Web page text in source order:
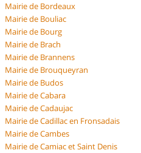
Mairie de Bordeaux
Mairie de Bouliac
Mairie de Bourg
Mairie de Brach
Mairie de Brannens
Mairie de Brouqueyran
Mairie de Budos
Mairie de Cabara
Mairie de Cadaujac
Mairie de Cadillac en Fronsadais
Mairie de Cambes
Mairie de Camiac et Saint Denis